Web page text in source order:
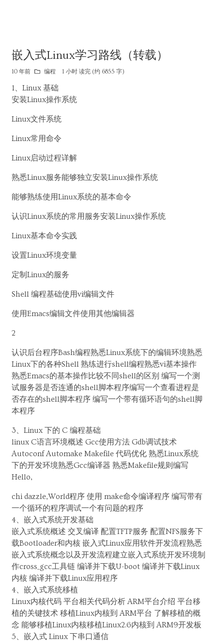
嵌入式Linux学习路线（转载）
10 年前 编程 1 小时 读完 (约 6855 字)
1、Linux 基础
安装Linux操作系统
Linux文件系统
Linux常用命令
Linux启动过程详解
熟悉Linux服务能够独立安装Linux操作系统
能够熟练使用Linux系统的基本命令
认识Linux系统的常用服务安装Linux操作系统
Linux基本命令实践
设置Linux环境变量
定制Linux的服务
Shell 编程基础使用vi编辑文件
使用Emacs编辑文件使用其他编辑器
2
认识后台程序Bash编程熟悉Linux系统下的编辑环境熟悉
Linux下的各种Shell 熟练进行shell编程熟悉vi基本操作
熟悉Emacs的基本操作比较不同shell的区别 编写一个测
试服务器是否连通的shell脚本程序编写一个查看进程是
否存在的shell脚本程序 编写一个带有循环语句的shell脚
本程序
3、Linux 下的 C 编程基础
linux C语言环境概述 Gcc使用方法 Gdb调试技术
Autoconf Automake Makefile 代码优化 熟悉Linux系统
下的开发环境熟悉Gcc编译器 熟悉Makefile规则编写
Hello,
chi dazzle,World程序 使用 make命令编译程序 编写带有
一个循环的程序调试一个有问题的程序
4、嵌入式系统开发基础
嵌入式系统概述 交叉编译 配置TFTP服务 配置NFS服务下
载Bootloader和内核 嵌入式Linux应用软件开发流程熟悉
嵌入式系统概念以及开发流程建立嵌入式系统开发环境制
作cross_gcc工具链 编译并下载U-boot 编译并下载Linux
内核 编译并下载Linux应用程序
4、嵌入式系统移植
Linux内核代码 平台相关代码分析 ARM平台介绍 平台移
植的关键技术 移植Linux内核到 ARM平台 了解移植的概
念 能够移植Linux内核移植Linux2.6内核到 ARM9开发板
5、嵌入式 Linux 下串口通信